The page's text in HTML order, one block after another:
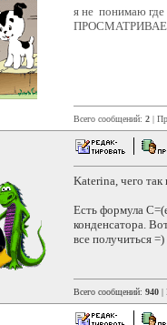
я не понимаю
Всего сообщений: 2 |
Katerina, чего так
Есть формула
конденсатора.
все получиться =)
Всего сообщений: 940 |